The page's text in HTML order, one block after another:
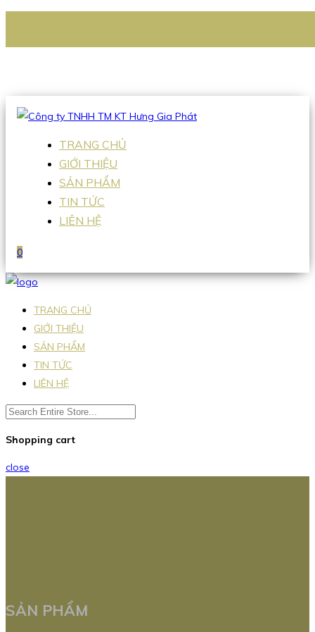
Hotline:0938 336 079
TRANG CHỦ
GIỚI THIỆU
SẢN PHẨM
TIN TỨC
LIÊN HỆ
0
TRANG CHỦ
GIỚI THIỆU
SẢN PHẨM
TIN TỨC
LIÊN HỆ
Shopping cart
close
SẢN PHẨM